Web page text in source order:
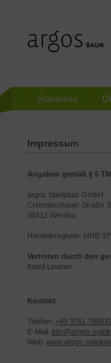
Startseite
Impressum
Angaben gemäß § 5
argos Spielplatz GmbH
Crimmitschauer Straße
08412 Werdau
Handelsregister: HRB
Vertreten durch den
Kamil Leutner
Kontakt
Telefon: +49 3761
E-Mail: info@argos-
Web: www.argos-